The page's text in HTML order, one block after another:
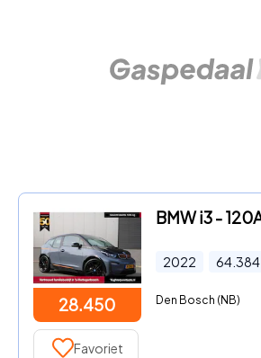
28.450
2022 64.384
Den Bosch (NB)
Favoriet